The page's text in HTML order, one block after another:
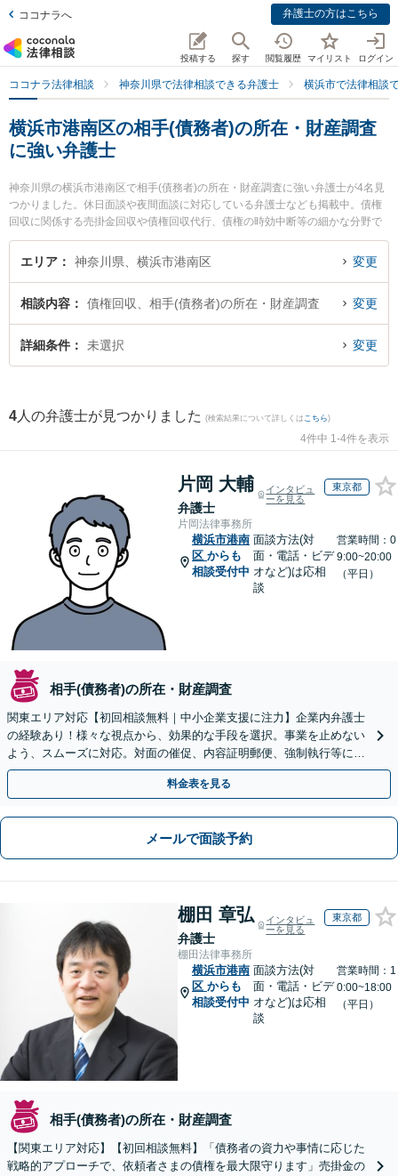
ココナラへ 弁護士の方はこちら
投稿する 探す 閲覧履歴 マイリスト ログイン
ココナラ法律相談 神奈川県で法律相談できる弁護士 横浜市で法律相談
横浜市港南区の相手(債務者)の所在・財産調査
に強い弁護士
神奈川県の横浜市港南区で相手(債務者)の所在・財産調査に強い弁護士が4名見
つかりました。休日面談や夜間面談に対応している弁護士なども掲載中。債権
回収に関係する売掛金回収や債権回収代行、債権の時効中断等の細かな分野で
の絞り込み検索もでき便利です。特に上大岡法律事務所の水口 かれん弁護士や
上大岡法律事務所の石井 誠弁護士、上大岡港南法律事務所の福島 利宗弁護士の
弁護士に相談したい』『相手(債務者)の所在・財産調査のトラブル解決の実績豊
富な近くの弁護士を検索したい』『初回相談無料で相手(債務者)の所在・財産調
査を法律相談できる横浜市港南区内の弁護士に相談予約したい』などでお困り
エリア 神奈川県、横浜市港南区 変更
相談内容 債権回収、相手(債務者)の所在・財産調査 変更
詳細条件 未選択 変更
4 人の弁護士が見つかりました (検索結果について詳しくは こちら)
4件中 1-4件を表示
片岡 大輔
弁護士
インタビュ
ーを見る
東京都
片岡法律事務所
横浜市港南
区 からも
相談受付中
面談方法(対
面・電話・ビデ
オなど)は応相
談
営業時間：0
9:00~20:00
（平日）
相手(債務者)の所在・財産調査
関東エリア対応【初回相談無料｜中小企業支援に注力】企業内弁護士
の経験あり！様々な視点から、効果的な手段を選択。事業を止めない
よう、スムーズに対応。対面の催促、内容証明郵便、強制執行等に精
通。お困りの方はすぐにご相談を【オンライン面談◎】
料金表を見る
メールで面談予約
棚田 章弘
弁護士
インタビュ
ーを見る
東京都
棚田法律事務所
横浜市港南
区 からも
相談受付中
面談方法(対
面・電話・ビデ
オなど)は応相
談
営業時間：1
0:00~18:00
（平日）
相手(債務者)の所在・財産調査
【関東エリア対応】【初回相談無料】「債務者の資力や事情に応じた
戦略的アプローチで、依頼者さまの債権を最大限守ります」売掛金の